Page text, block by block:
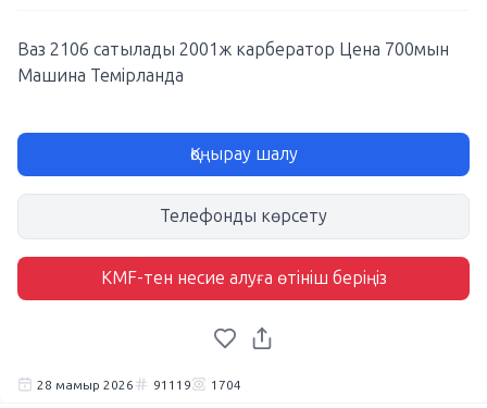
Ваз 2106 сатылады 2001ж карбератор Цена 700мын
Машина Темірланда
Қоңырау шалу
Телефонды көрсету
KMF-тен несие алуға өтініш беріңіз
28 мамыр 2026 91119 1704